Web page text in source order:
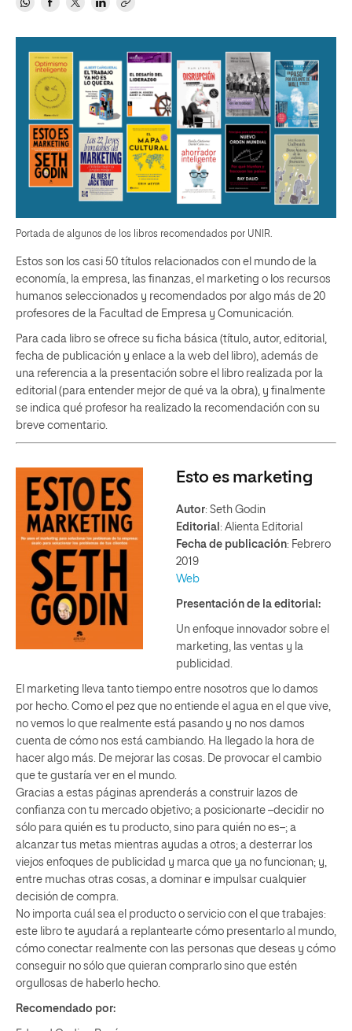
Portada de algunos de los libros recomendados por UNIR.
Estos son los casi 50 títulos relacionados con el mundo de la
economía, la empresa, las finanzas, el marketing o los recursos
humanos seleccionados y recomendados por algo más de 20
profesores de la Facultad de Empresa y Comunicación.
Para cada libro se ofrece su ficha básica (título, autor, editorial,
fecha de publicación y enlace a la web del libro), además de
una referencia a la presentación sobre el libro realizada por la
editorial (para entender mejor de qué va la obra), y finalmente
se indica qué profesor ha realizado la recomendación con su
breve comentario.
Esto es marketing
Autor: Seth Godin
Editorial : Alienta Editorial
Fecha de publicación: Febrero
2019
Web
Presentación de la editorial:
Un enfoque innovador sobre el
marketing, las ventas y la
publicidad.
El marketing lleva tanto tiempo entre nosotros que lo damos
por hecho. Como el pez que no entiende el agua en el que vive,
no vemos lo que realmente está pasando y no nos damos
cuenta de cómo nos está cambiando. Ha llegado la hora de
hacer algo más. De mejorar las cosas. De provocar el cambio
que te gustaría ver en el mundo.
Gracias a estas páginas aprenderás a construir lazos de
confianza con tu mercado objetivo; a posicionarte –decidir no
sólo para quién es tu producto, sino para quién no es–; a
alcanzar tus metas mientras ayudas a otros; a desterrar los
viejos enfoques de publicidad y marca que ya no funcionan; y,
entre muchas otras cosas, a dominar e impulsar cualquier
decisión de compra.
No importa cuál sea el producto o servicio con el que trabajes:
este libro te ayudará a replantearte cómo presentarlo al mundo,
cómo conectar realmente con las personas que deseas y cómo
conseguir no sólo que quieran comprarlo sino que estén
orgullosas de haberlo hecho.
Recomendado por: